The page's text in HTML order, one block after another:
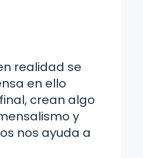
realidad se
en ello
crean algo
y
nos ayuda a